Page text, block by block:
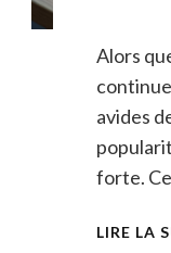
Alors
avides
forte.
LIRE LA